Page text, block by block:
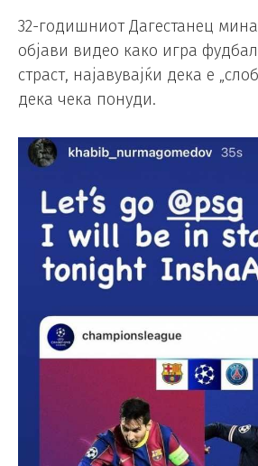
32-годишниот Дагестанец
објави видео како игра
страст, најавувајќи дека е
дека чека понуди.